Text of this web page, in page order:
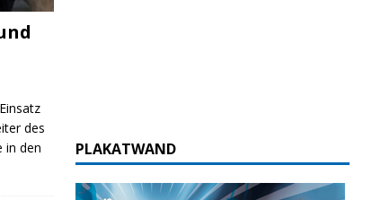
des
in den
PLAKATWAND